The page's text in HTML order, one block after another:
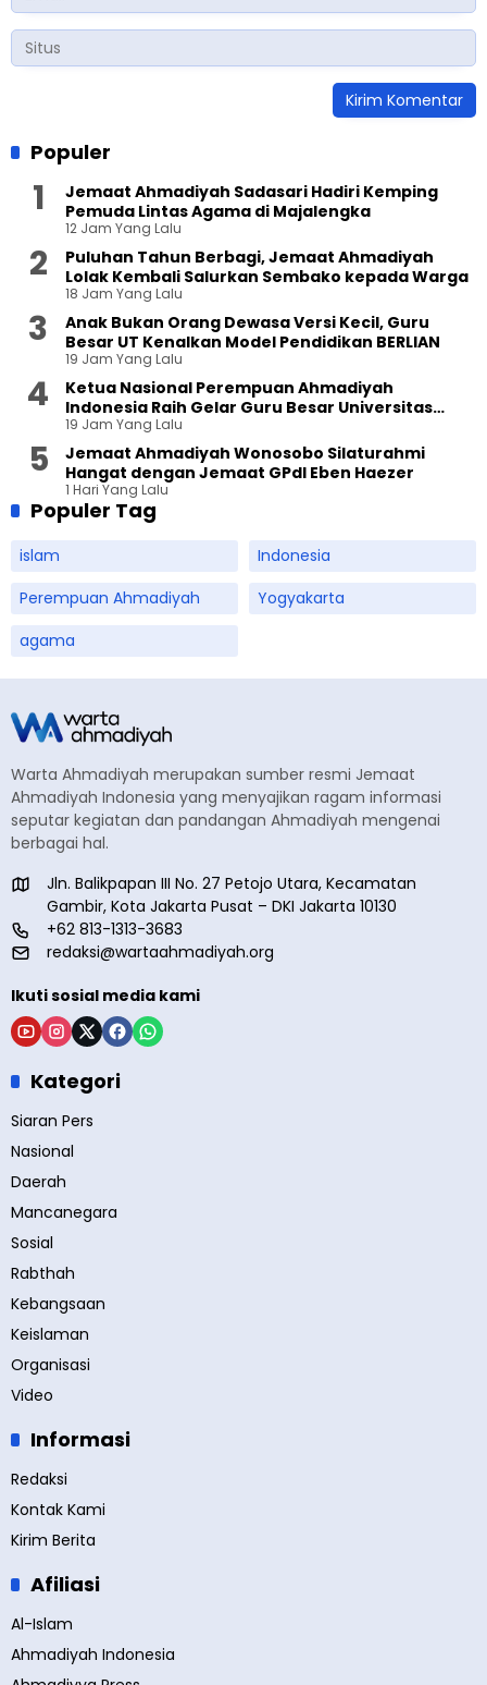
Populer
Jemaat Ahmadiyah Sadasari Hadiri Kemping
Pemuda Lintas Agama di Majalengka
12 Jam Yang Lalu
Puluhan Tahun Berbagi, Jemaat Ahmadiyah
Lolak Kembali Salurkan Sembako kepada Warga
18 Jam Yang Lalu
Anak Bukan Orang Dewasa Versi Kecil, Guru
Besar UT Kenalkan Model Pendidikan BERLIAN
19 Jam Yang Lalu
Ketua Nasional Perempuan Ahmadiyah
Indonesia Raih Gelar Guru Besar Universitas
Terbuka
19 Jam Yang Lalu
Jemaat Ahmadiyah Wonosobo Silaturahmi
Hangat dengan Jemaat GPdI Eben Haezer
1 Hari Yang Lalu
Populer Tag
islam
Indonesia
Perempuan Ahmadiyah
Yogyakarta
agama
Warta Ahmadiyah merupakan sumber resmi Jemaat
Ahmadiyah Indonesia yang menyajikan ragam informasi
seputar kegiatan dan pandangan Ahmadiyah mengenai
berbagai hal.
Jln. Balikpapan III No. 27 Petojo Utara, Kecamatan
Gambir, Kota Jakarta Pusat – DKI Jakarta 10130
+62 813-1313-3683
redaksi@wartaahmadiyah.org
Ikuti sosial media kami
Kategori
Siaran Pers
Nasional
Daerah
Mancanegara
Sosial
Rabthah
Kebangsaan
Keislaman
Organisasi
Video
Informasi
Redaksi
Kontak Kami
Kirim Berita
Afiliasi
Al-Islam
Ahmadiyah Indonesia